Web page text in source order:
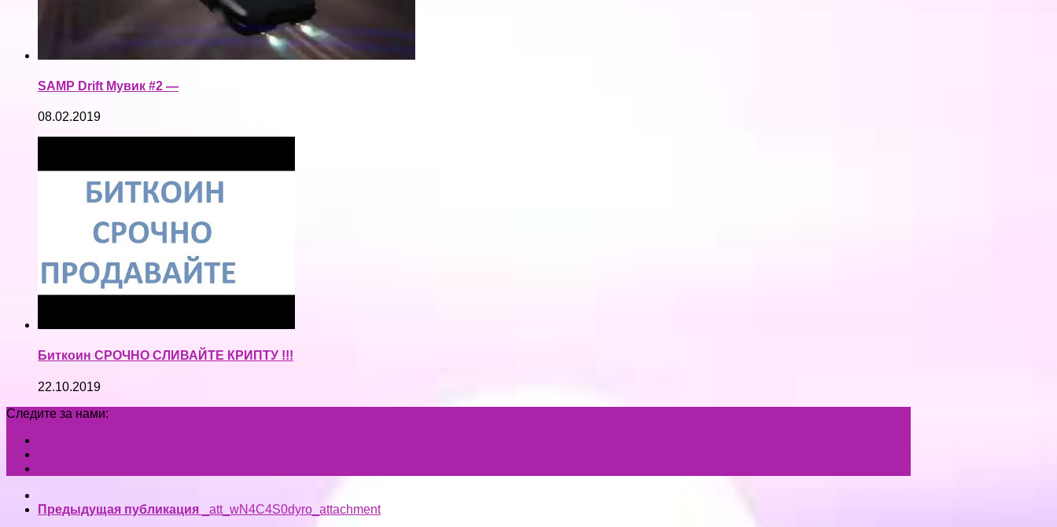
SAMP Drift Мувик #2 —
08.02.2019
Биткоин СРОЧНО СЛИВАЙТЕ КРИПТУ !!!
22.10.2019
Следите за нами:
Предыдущая публикация _att_wN4C4S0dyro_attachment